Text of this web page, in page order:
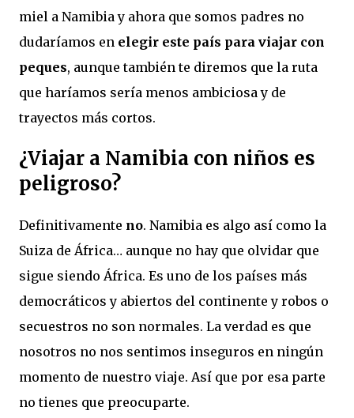
miel a Namibia y ahora que somos padres no
dudaríamos en elegir este país para viajar con
peques, aunque también te diremos que la ruta
que haríamos sería menos ambiciosa y de
trayectos más cortos.
¿Viajar a Namibia con niños es
peligroso?
Definitivamente no. Namibia es algo así como la
Suiza de África… aunque no hay que olvidar que
sigue siendo África. Es uno de los países más
democráticos y abiertos del continente y robos o
secuestros no son normales. La verdad es que
nosotros no nos sentimos inseguros en ningún
momento de nuestro viaje. Así que por esa parte
no tienes que preocuparte.